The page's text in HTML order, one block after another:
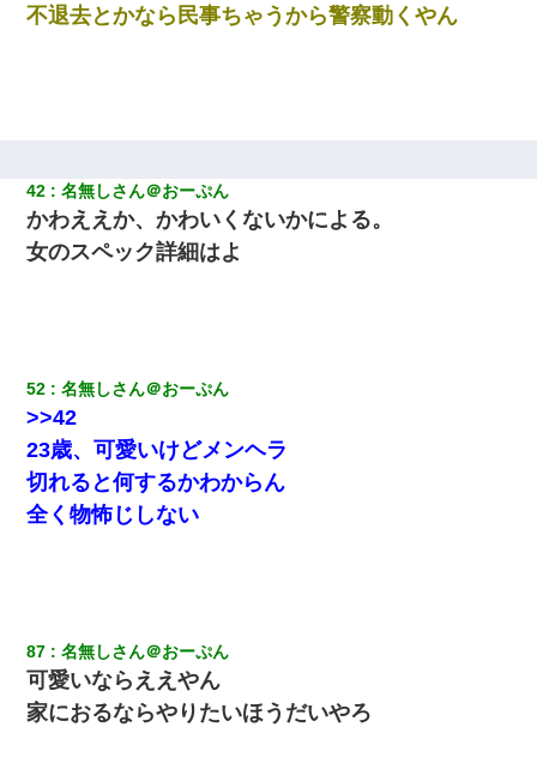
不退去とかなら民事ちゃうから警察動くやん
42 名無しさん＠おーぷん
かわええか、かわいくないかによる。
女のスペック詳細はよ
52 名無しさん＠おーぷん
>>42
23歳、可愛いけどメンヘラ
切れると何するかわからん
全く物怖じしない
87 名無しさん＠おーぷん
可愛いならええやん
家におるならやりたいほうだいやろ